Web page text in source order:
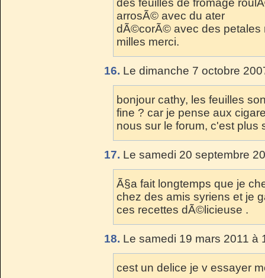
des feuilles de fromage
arrosÃ© avec du ater
dÃ©corÃ© avec des petales
milles merci.
16. Le dimanche 7 octobre
bonjour cathy, les feuilles
fine ? car je pense aux
nous sur le forum, c'est plus
17. Le samedi 20 septembre
Ã§a fait longtemps que je
chez des amis syriens et je
ces recettes dÃ©licieuse .
18. Le samedi 19 mars 2011 à
cest un delice je v essayer